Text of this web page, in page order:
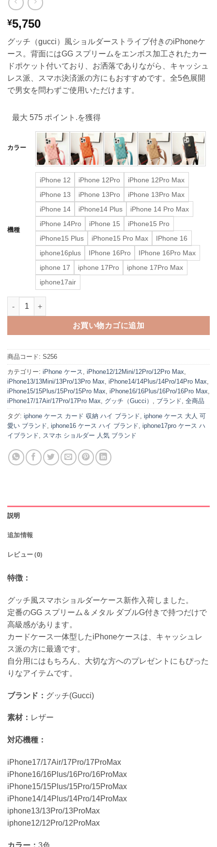
¥5,750
グッチ（gucci）風ショルダーストライプ付きのiPhoneケ
ース。背面にはGG スプリームをエンボス加工されたカー
ドポケット付いており、お洒落でありながら、キャッシュ
レス派、スマホ決済派の方にもおすすめです。全5色展開
で男女を問わずご使用いただけます。
最大 575 ポイント.を獲得
カラー
機種
iPhone 12 iPhone 12Pro
iPhone 12Pro Max
iPhone 13
iPhone 13Pro
iPhone 13Pro Max
iPhone 14
iPhone14 Plus
iPhone 14 Pro Max
iPhone 14Pro
iPhone 15
iPhone15 Pro
iPhone15 Plus
iPhone15 Pro Max
IPhone 16
iphone16plus
IPhone 16Pro
IPhone 16Pro Max
iphone 17
iphone 17Pro
iphone 17Pro Max
iphone17air
gucci スマホケース グッチ スマホ ショルダー iphone17/17pro ケ
お買い物カゴに追加
商品コード: S256
カテゴリー: iPhone ケース, iPhone12/12Mini/12Pro/12Pro Max,
iPhone13/13Mini/13Pro/13Pro Max, iPhone14/14Plus/14Pro/14Pro Max,
iPhone15/15Plus/15Pro/15Pro Max, iPhone16/16Plus/16Pro/16Pro Max,
iPhone17/17Air/17Pro/17Pro Max, グッチ（Gucci） , ブランド, 全商品
タグ: iphone ケース カード 収納 ハイ ブランド, iphone ケース 大人 可
愛い ブランド, iphone16 ケース ハイ ブランド, iphone17pro ケース ハ
イブランド, スマホ ショルダー 人気 ブランド
説明
追加情報
レビュー (0)
特徴：
グッチ風スマホショルダーケース新作入荷しました。
定番のGG スプリーム＆メタル ダブルG付きで持つだけで
高級感があります。
カードケース一体型したiPhoneケースは、キャッシュレ
ス派の方に最適です。
自分用にはもちろん、大切な方へのプレゼントにもぴった
りなアイテムです。
ブランド： グッチ(Gucci)
素材： レザー
対応機種：
iPhone17/17Air/17Pro/17ProMax
iPhone16/16Plus/16Pro/16ProMax
iPhone15/15Plus/15Pro/15ProMax
iPhone14/14Plus/14Pro/14ProMax
iphone13/13Pro/13ProMax
iphone12/12Pro/12ProMax
カラー： 3色